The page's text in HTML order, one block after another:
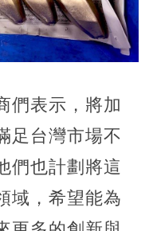
們表示，將加
足台灣市場不
們也計劃將這
域，希望能為